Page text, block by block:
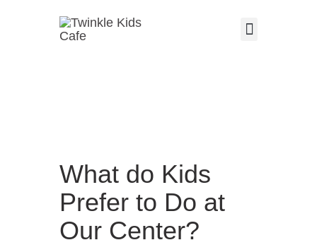
CAFE MENU
CONTACT US
What do Kids
Prefer to Do at
Our Center?